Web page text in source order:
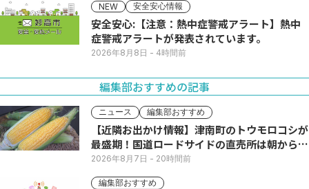
NEW 安全安心情報
安全安心:【注意：熱中症警戒アラート】熱中
症警戒アラートが発表されています。
2026年8月8日 - 4時間前
編集部おすすめの記事
ニュース 編集部おすすめ
【近隣お出かけ情報】津南町のトウモロコシが
最盛期！国道ロードサイドの直売所は朝から長
い列
2026年8月7日 - 20時間前
編集部おすすめ